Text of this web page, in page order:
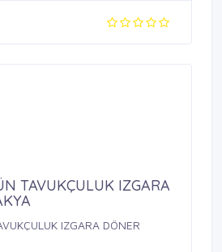
TAVUKÇULUK IZGARA
IZGARA DÖNER